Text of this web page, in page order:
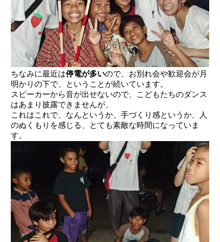
ちなみに最近は停電が多いので、お別れ会や歓迎会が月
明かりの下で、ということが続いています。
スピーカーから音が出せないので、こどもたちのダンス
はあまり披露できませんが、
これはこれで、なんというか、手づくり感というか、人
のぬくもりを感じる、とても素敵な時間になっていま
す。